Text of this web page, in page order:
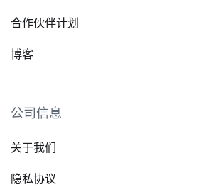
合作伙伴计划
博客
公司信息
关于我们
隐私协议